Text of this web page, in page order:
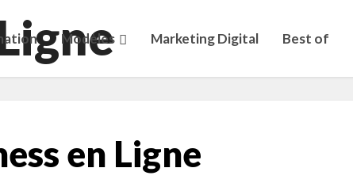
Modèles Marketing Digital Best of
en Ligne